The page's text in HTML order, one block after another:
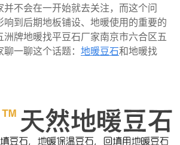
不会在一开始就去关注，而这个问
到后期地板铺设、地暖使用的重要的
洲牌地暖找平豆石厂家南京市六合区五
一聊这个话题： 地暖豆石和地暖找